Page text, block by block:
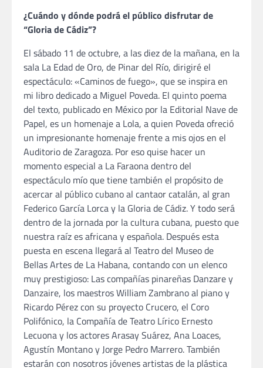
¿Cuándo y dónde podrá el público disfrutar de
“Gloria de Cádiz”?
El sábado 11 de octubre, a las diez de la mañana, en la
sala La Edad de Oro, de Pinar del Río, dirigiré el
espectáculo: «Caminos de fuego», que se inspira en
mi libro dedicado a Miguel Poveda. El quinto poema
del texto, publicado en México por la Editorial Nave de
Papel, es un homenaje a Lola, a quien Poveda ofreció
un impresionante homenaje frente a mis ojos en el
Auditorio de Zaragoza. Por eso quise hacer un
momento especial a La Faraona dentro del
espectáculo mío que tiene también el propósito de
acercar al público cubano al cantaor catalán, al gran
Federico García Lorca y la Gloria de Cádiz. Y todo será
dentro de la jornada por la cultura cubana, puesto que
nuestra raíz es africana y española. Después esta
puesta en escena llegará al Teatro del Museo de
Bellas Artes de La Habana, contando con un elenco
muy prestigioso: Las compañías pinareñas Danzare y
Danzaire, los maestros William Zambrano al piano y
Ricardo Pérez con su proyecto Crucero, el Coro
Polifónico, la Compañía de Teatro Lírico Ernesto
Lecuona y los actores Arasay Suárez, Ana Loaces,
Agustín Montano y Jorge Pedro Marrero. También
estarán con nosotros jóvenes artistas de la plástica